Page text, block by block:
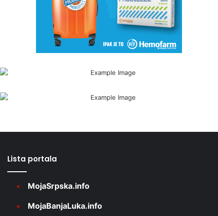
Lista portala
MojaSrpska.info
MojaBanjaLuka.info